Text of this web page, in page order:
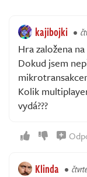
kajibojki
Hra založena
Dokud jsem
Kolik
vydá???
Klinda